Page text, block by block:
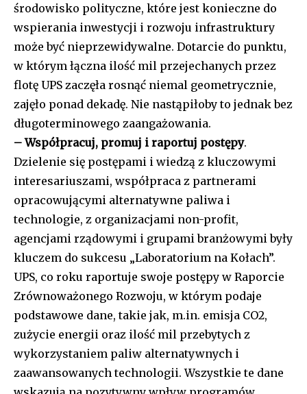
środowisko polityczne, które jest konieczne do
wspierania inwestycji i rozwoju infrastruktury
może być nieprzewidywalne. Dotarcie do punktu,
w którym łączna ilość mil przejechanych przez
flotę UPS zaczęła rosnąć niemal geometrycznie,
zajęło ponad dekadę. Nie nastąpiłoby to jednak bez
długoterminowego zaangażowania.
– Współpracuj, promuj i raportuj postępy.
Dzielenie się postępami i wiedzą z kluczowymi
interesariuszami, współpraca z partnerami
opracowującymi alternatywne paliwa i
technologie, z organizacjami non-profit,
agencjami rządowymi i grupami branżowymi były
kluczem do sukcesu „Laboratorium na Kołach”.
UPS, co roku raportuje swoje postępy w Raporcie
Zrównoważonego Rozwoju, w którym podaje
podstawowe dane, takie jak, m.in. emisja CO2,
zużycie energii oraz ilość mil przebytych z
wykorzystaniem paliw alternatywnych i
zaawansowanych technologii. Wszystkie te dane